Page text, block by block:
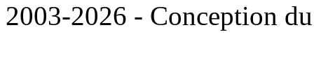
2003-2026 - Conception